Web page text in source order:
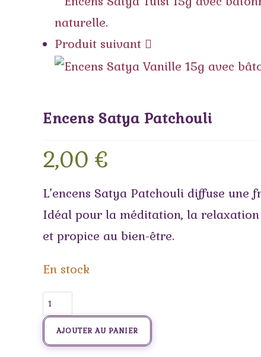
Produit suivant
Encens Satya Patchouli
2,00 €
L’encens Satya Patchouli diffuse
Idéal pour la méditation, la
et propice au bien-être.
En stock
AJOUTER AU PANIER